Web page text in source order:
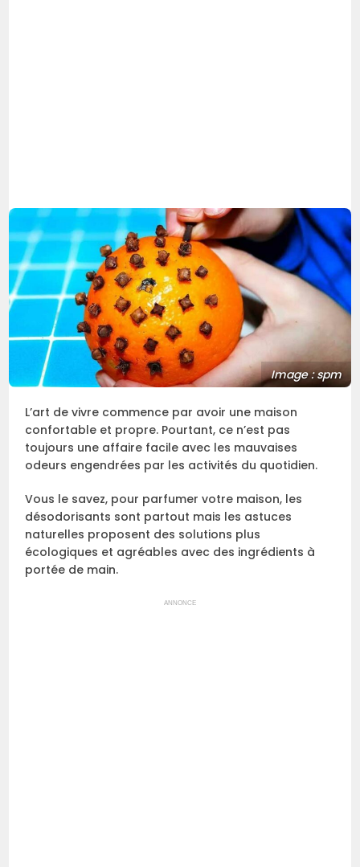
Image : spm
L’art de vivre commence par avoir une maison
confortable et propre. Pourtant, ce n’est pas
toujours une affaire facile avec les mauvaises
odeurs engendrées par les activités du quotidien.
Vous le savez, pour parfumer votre maison, les
désodorisants sont partout mais les astuces
naturelles proposent des solutions plus
écologiques et agréables avec des ingrédients à
portée de main.
ANNONCE